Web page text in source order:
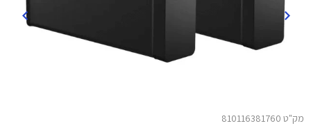
מק"ט 810116381760